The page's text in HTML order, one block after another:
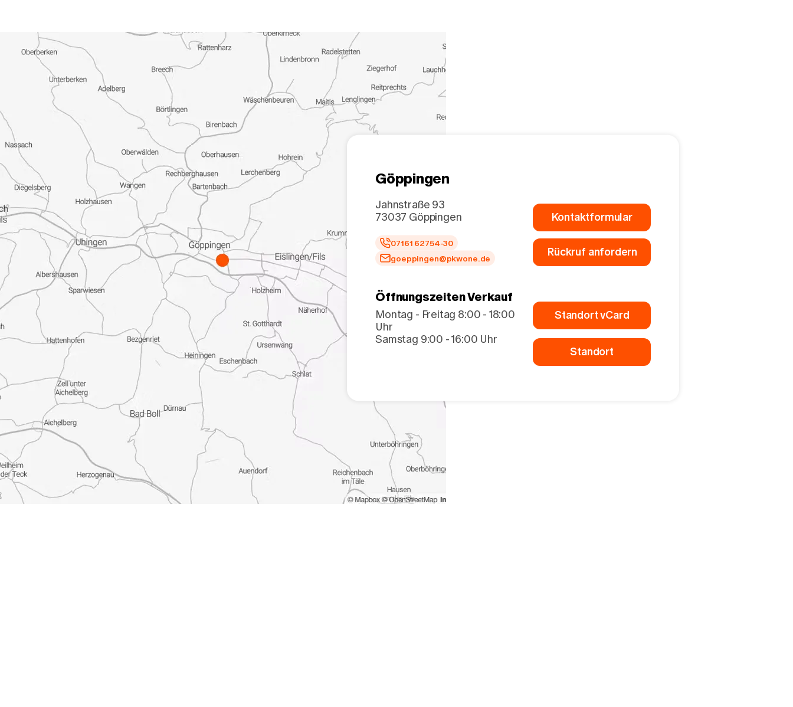
Göppingen
Jahnstraße 93
73037 Göppingen
07161 62754-30
goeppingen@pkwone.de
Kontaktformular
Rückruf anfordern
Öffnungszeiten Verkauf
Montag - Freitag 8:00 - 18:00
Uhr
Samstag 9:00 - 16:00 Uhr
Standort vCard
Standort